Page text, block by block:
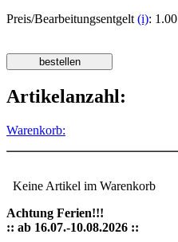
Preis/Bearbeitungsentgelt(i): 1.00
Artikelanzahl:
Warenkorb:
Keine Artikel im Warenkorb
Achtung Ferien!!!
:: ab 16.07.-10.08.2026 ::